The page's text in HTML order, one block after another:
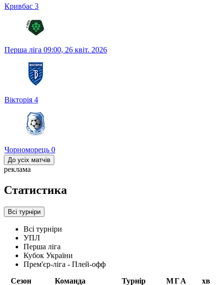
Кривбас 3
Перша ліга 09:00, 26 квіт. 2026
Вікторія 4
Чорноморець 0
До усіх матчів
реклама
Статистика
Всі турніри
Всі турніри
УПЛ
Перша ліга
Кубок України
Прем'єр-ліга - Плей-офф
Сезон
Команда Турнір МГА хв